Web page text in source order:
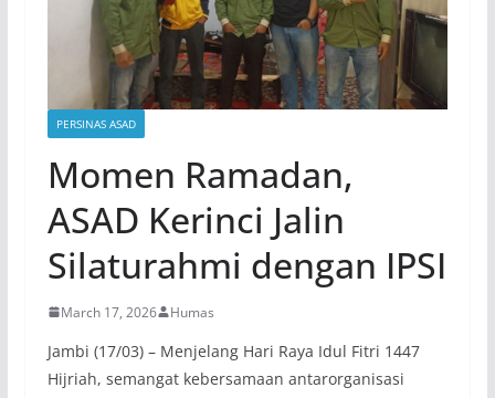
PERSINAS ASAD
Momen Ramadan,
ASAD Kerinci Jalin
Silaturahmi dengan IPSI
March 17, 2026 Humas
Jambi (17/03) – Menjelang Hari Raya Idul Fitri 1447
Hijriah, semangat kebersamaan antarorganisasi